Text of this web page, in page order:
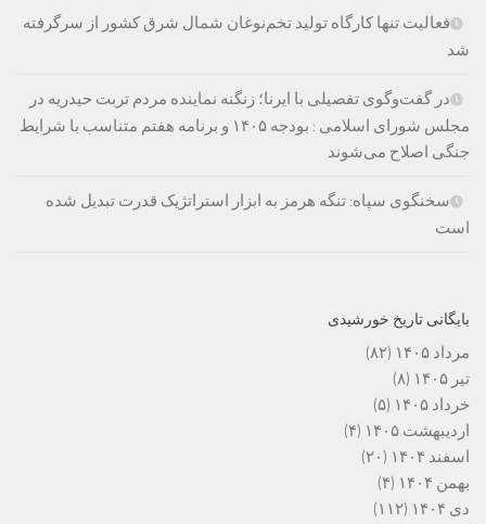
فعالیت تنها کارگاه تولید تخم‌نوغان شمال شرق کشور از سرگرفته
شد
در گفت‌وگوی تفصیلی با ایرنا؛ زنگنه نماینده مردم تربت حیدریه در
مجلس شورای اسلامی : بودجه ۱۴۰۵ و برنامه هفتم متناسب با شرایط
جنگی اصلاح می‌شوند
سخنگوی سپاه: تنگه هرمز به ابزار استراتژیک قدرت تبدیل شده
است
بایگانی تاریخ خورشیدی
مرداد ۱۴۰۵
(۸۲)
تیر ۱۴۰۵
(۸)
خرداد ۱۴۰۵
(۵)
اردیبهشت ۱۴۰۵
(۴)
اسفند ۱۴۰۴
(۲۰)
بهمن ۱۴۰۴
(۴)
دی ۱۴۰۴
(۱۱۲)